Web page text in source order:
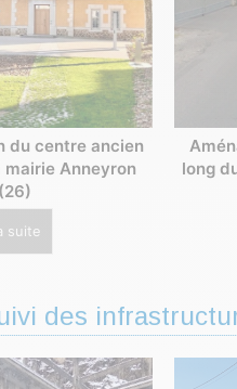
du centre ancien
Anneyron
(26)
suite
long
des